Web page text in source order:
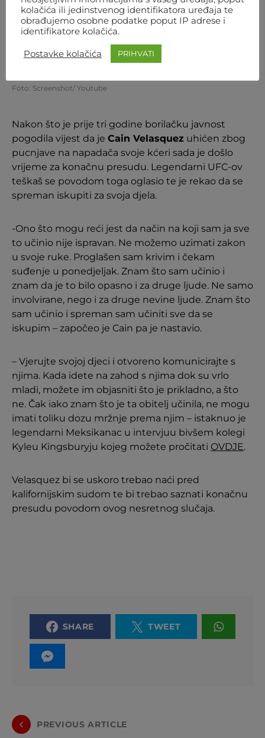
Foto: Screenshot/ Youtube
Nakon što je prije tri godine borilačku javnost
pogodila vijest da je Cain Velasquez uhićen zbog
pucnjave na napadača svoje kćeri sada je došlo
vrijeme za konačnu presudu. Legendarni UFC-ov
teškaš se povodom toga oglasio te je rekao da se
spreman iskupiti za svoja djela.
-Ono što mogu reći jest da način na koji sam ja sve
to učinio nije ispravan. Ne možemo uzimati zakon
u svoje ruke. Proglašen sam krivim i čekam
suđenje u ponedjeljak. Znam što sam učinio i
znam da je to bilo opasno i za druge ljude. Ne samo
involvirane, nego i za druge nevine ljude. Znam što
sam učinio i spreman sam učiniti sve da se
iskupim – započeo je Cain pa je nastavio.
– Vjerujte svojoj djeci i otvoreno komunicirajte s
njima. Kada idete na zahod s njima dok su vrlo
mladi, možete im objasniti što je prikladno, a što
ne. Čak iako znam što je ta obitelj učinila, ne mogu
imati toliku dozu mržnje prema njim – istaknuo je
legendarni Meksikanac u intervjuu bivšem kolegi
Kyleu Kingsburyju kojeg možete pročitati OVDJE.
Velasquez bi se uskoro trebao naći pred
kalifornijskim sudom te bi trebao saznati konačnu
presudu povodom ovog nesretnog slučaja.
SHARE TWEET
PREVIOUS ARTICLE
kolačića ili jedinstvenog identifikatora uređaja te
obrađujemo osobne podatke poput IP adrese i
identifikatore kolačića.
Postavke kolačića PRIHVATI